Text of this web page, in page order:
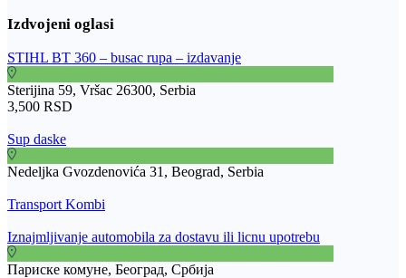
STIHL BT 360 – busac rupa – izdavanje
Sterijina 59, Vršac 26300, Serbia
3,500 RSD
Sup daske
Nedeljka Gvozdenovića 31, Beograd, Serbia
Transport Kombi
Iznajmljivanje automobila za dostavu ili licnu upotrebu
Париске комуне, Београд, Србија